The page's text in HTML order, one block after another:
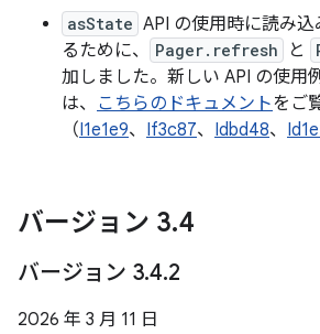
asState API の使用時に読み
るために、
Pager.refresh と
加しました。新しい API の使用
は、 こちらのドキュメントをご
（I1e1e9、 If3c87、 Idbd48、
バージョン 3.4
バージョン 3.4.2
2026 年 3 月 11 日